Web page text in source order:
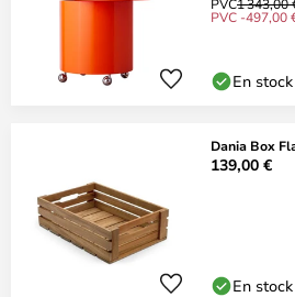
PVC -497,00
En stock
Dania Box
139,00 €
En stock